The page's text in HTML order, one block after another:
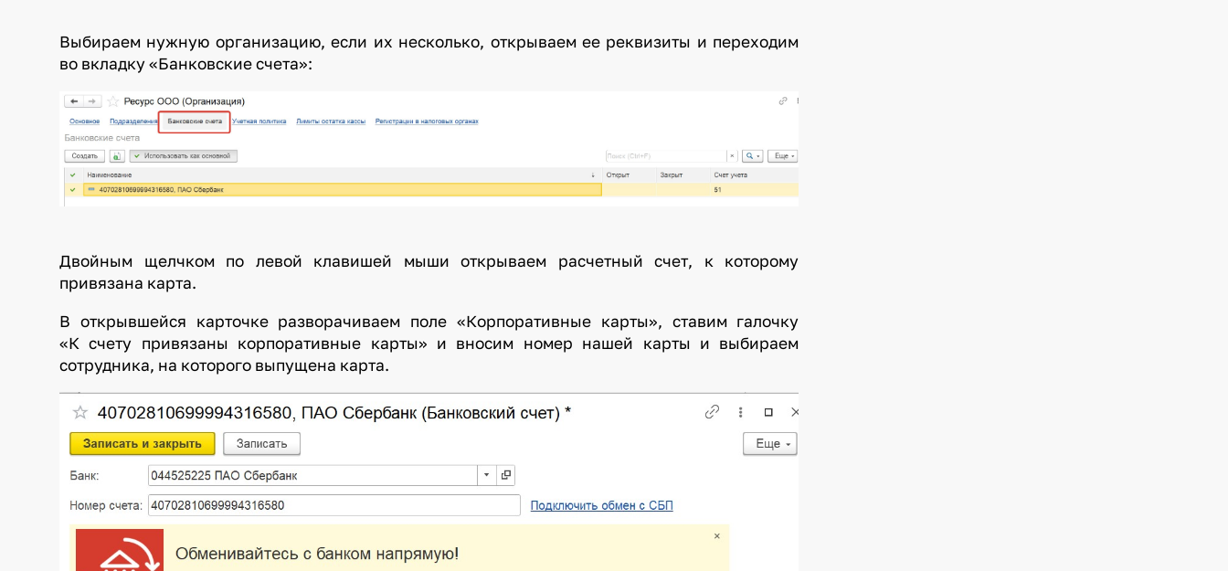
Выбираем нужную организацию, если их несколько, открываем ее реквизиты и переходим
во вкладку «Банковские счета»:
Двойным щелчком по левой клавишей мыши открываем расчетный счет, к которому
привязана карта.
В открывшейся карточке разворачиваем поле «Корпоративные карты», ставим галочку
«К счету привязаны корпоративные карты» и вносим номер нашей карты и выбираем
сотрудника, на которого выпущена карта.